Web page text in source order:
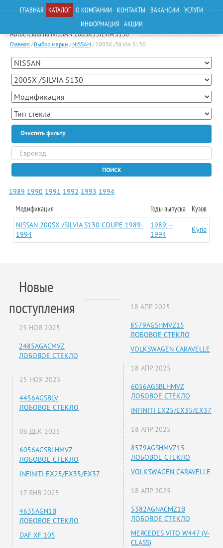
ГЛАВНАЯ КАТАЛОГ О КОМПАНИИ КОНТАКТЫ ВАКАНСИИ УСЛУГИ
ИНФОРМАЦИЯ АКЦИИ
Автостекла на NISSAN 200SX /SILVIA S130
Главная / Выбор марки / NISSAN / 200SX /SILVIA S130
Очистить фильтр
ПОИСК
1989 1990 1991 1992 1993 1994
Модификация Годы выпуска Кузов
NISSAN 200SX /SILVIA S130 COUPE 1989-
1994
1989 —
1994
Купе
Новые
поступления
25 НОЯ 2025
2485AGACMVZ
ЛОБОВОЕ СТЕКЛО
25 НОЯ 2025
4456AGSBLV
ЛОБОВОЕ СТЕКЛО
06 ДЕК 2025
6056AGSBLHMVZ
ЛОБОВОЕ СТЕКЛО
INFINITI EX25/EX35/EX37
17 ЯНВ 2025
4635AGN1B
ЛОБОВОЕ СТЕКЛО
DAF XF 105
18 АПР 2025
8579AGSHMVZ15
ЛОБОВОЕ СТЕКЛО
VOLKSWAGEN CARAVELLE
18 АПР 2025
6056AGSBLHMVZ
ЛОБОВОЕ СТЕКЛО
INFINITI EX25/EX35/EX37
18 АПР 2025
8579AGSHMVZ15
ЛОБОВОЕ СТЕКЛО
VOLKSWAGEN CARAVELLE
18 АПР 2025
5382AGNACMZ1B
ЛОБОВОЕ СТЕКЛО
MERCEDES VITO W447 (V-
CLASS)